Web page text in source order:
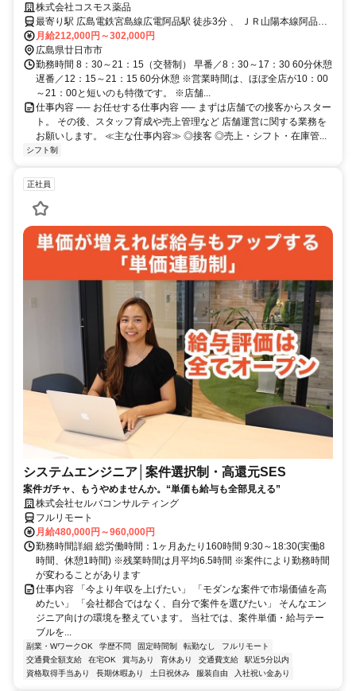
暇取得率100％／研修制度充実
株式会社コスモス薬品
最寄り駅 広島電鉄宮島線広電阿品駅 徒歩3分 、 ＪＲ山陽本線阿品
（山陽本線）駅 徒歩5分 、 広島電鉄宮島線阿品東駅 徒歩7分
月給212,000円～302,000円
広島県廿日市市
勤務時間 8：30～21：15（交替制） 早番／8：30～17：30 60分休憩
遅番／12：15～21：15 60分休憩 ※営業時間は、ほぼ全店が10：00
～21：00と短いのも特徴です。 ※店舗...
仕事内容 ── お任せする仕事内容 ── まずは店舗での接客からスター
ト。 その後、スタッフ育成や売上管理など 店舗運営に関する業務を
お願いします。 ≪主な仕事内容≫ ◎接客 ◎売上・シフト・在庫管...
シフト制
正社員
システムエンジニア│案件選択制・高還元SES
案件ガチャ、もうやめませんか。“単価も給与も全部見える”
株式会社セルバコンサルティング
フルリモート
月給480,000円～960,000円
勤務時間詳細 総労働時間：1ヶ月あたり160時間 9:30～18:30(実働8
時間、休憩1時間) ※残業時間は月平均6.5時間 ※案件により勤務時間
が変わることがあります
仕事内容 「今より年収を上げたい」 「モダンな案件で市場価値を高
めたい」 「会社都合ではなく、自分で案件を選びたい」 そんなエン
ジニア向けの環境を整えています。 当社では、案件単価・給与テー
ブルを...
副業・WワークOK 学歴不問 固定時間制 転勤なし
フルリモート
交通費全額支給
在宅OK 賞与あり 育休あり 交通費支給
駅近5分以内
資格取得手当あり
長期休暇あり 土日祝休み 服装自由 入社祝い金あり